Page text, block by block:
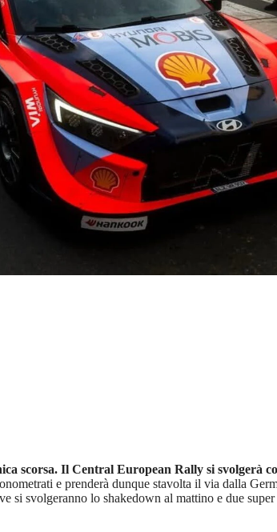
scorsa. Il Central European Rally si svolgerà
e prenderà dunque stavolta il via dalla
svolgeranno lo shakedown al mattino e due